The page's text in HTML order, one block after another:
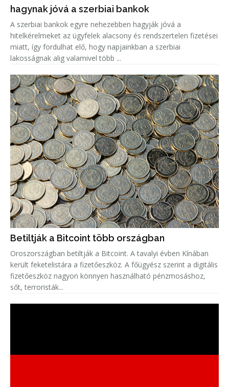
hagynak jóvá a szerbiai bankok
A szerbiai bankok egyre nehezebben hagyják jóvá a
hitelkérelmeket az ügyfelek alacsony és rendszertelen fizetései
miatt, így fordulhat elő, hogy napjainkban a szerbiai
lakosságnak alig valamivel több ...
Betiltják a Bitcoint több országban
Oroszországban betiltják a Bitcoint. A tavalyi évben Kínában
került feketelistára a fizetőeszköz. A főügyész szerint a digitális
fizetőeszköz nagyon könnyen használható pénzmosáshoz,
sőt, terroristák...